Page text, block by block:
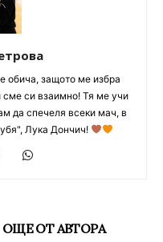
обича, защото ме избра
си взаимно! Тя ме учи
да спечеля всеки мач, в
Лука Дончич!
ОЩЕ ОТ АВТОРА